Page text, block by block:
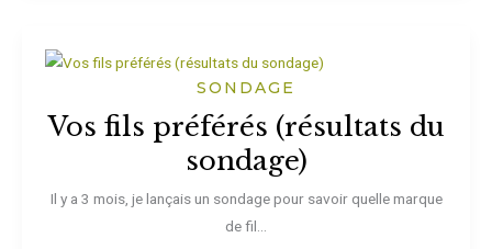
SONDAGE
Vos fils préférés (résultats du
sondage)
Il y a 3 mois, je lançais un sondage pour savoir quelle marque
de fil...